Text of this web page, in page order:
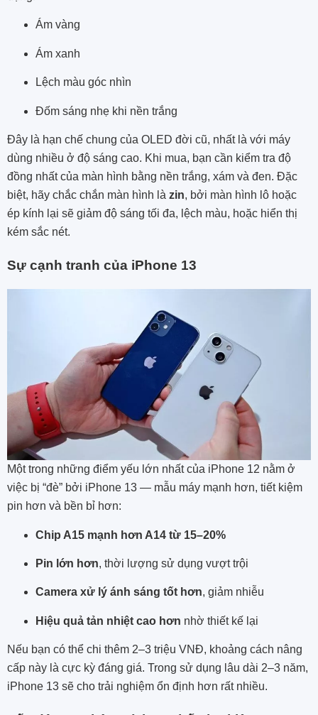
Ám vàng
Ám xanh
Lệch màu góc nhìn
Đốm sáng nhẹ khi nền trắng
Đây là hạn chế chung của OLED đời cũ, nhất là với máy
dùng nhiều ở độ sáng cao. Khi mua, bạn cần kiểm tra độ
đồng nhất của màn hình bằng nền trắng, xám và đen. Đặc
biệt, hãy chắc chắn màn hình là zin, bởi màn hình lô hoặc
ép kính lại sẽ giảm độ sáng tối đa, lệch màu, hoặc hiển thị
kém sắc nét.
Sự cạnh tranh của iPhone 13
Một trong những điểm yếu lớn nhất của iPhone 12 nằm ở
việc bị “đè” bởi iPhone 13 — mẫu máy mạnh hơn, tiết kiệm
pin hơn và bền bỉ hơn:
Chip A15 mạnh hơn A14 từ 15–20%
Pin lớn hơn, thời lượng sử dụng vượt trội
Camera xử lý ánh sáng tốt hơn, giảm nhiễu
Hiệu quả tản nhiệt cao hơn nhờ thiết kế lại
Nếu bạn có thể chi thêm 2–3 triệu VNĐ, khoảng cách nâng
cấp này là cực kỳ đáng giá. Trong sử dụng lâu dài 2–3 năm,
iPhone 13 sẽ cho trải nghiệm ổn định hơn rất nhiều.